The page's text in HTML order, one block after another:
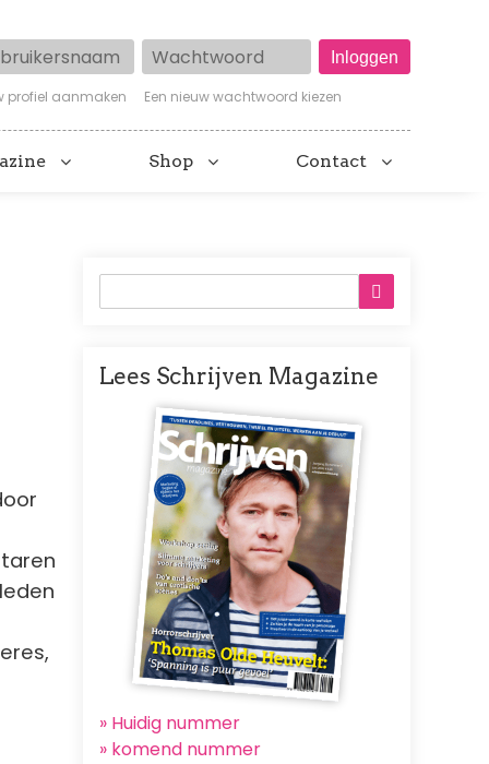
Wachtwoord
profiel aanmaken Een nieuw wachtwoord kiezen
Shop Contact
Lees Schrijven Magazine
Afbeelding
» Huidig nummer
» komend nummer